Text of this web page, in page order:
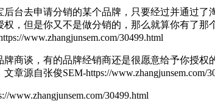
去申请分销的某个品牌，只要经过并通过了
，但是你又不是做分销的，那么就算你有了
www.zhangjunsem.com/30499.html
谈，有的品牌经销商还是很愿意给予你授权
文章源自张俊SEM-https://www.zhangjunsem.com/
www.zhangjunsem.com/30499.html